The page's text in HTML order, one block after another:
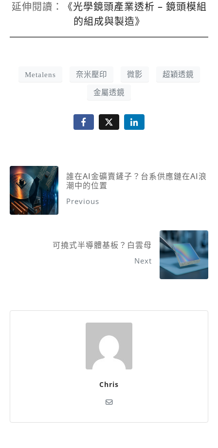
延伸閱讀：
《光學鏡頭產業透析 – 鏡頭模組
的組成與製造》
Metalens 奈米壓印 微影 超穎透鏡
金屬透鏡
誰在AI金礦賣鏟子？台系供應鏈在AI浪
潮中的位置
Previous
可撓式半導體基板？白雲母
Next
Chris